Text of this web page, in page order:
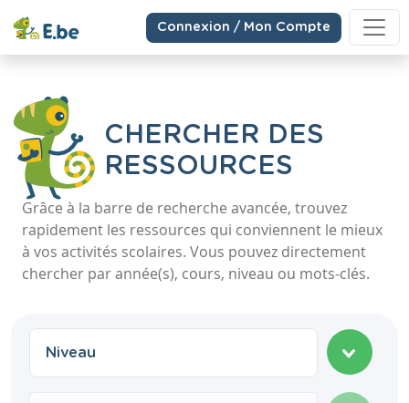
Connexion / Mon Compte
CHERCHER DES
RESSOURCES
Grâce à la barre de recherche avancée, trouvez
rapidement les ressources qui conviennent le mieux
à vos activités scolaires. Vous pouvez directement
chercher par année(s), cours, niveau ou mots-clés.